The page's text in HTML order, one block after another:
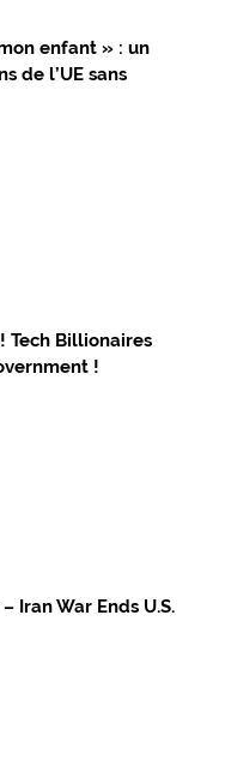
enfant » : un
de l’UE sans
Tech Billionaires
!
Iran War Ends U.S.